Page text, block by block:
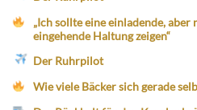
„Ich sollte eine einladende,
eingehende Haltung zeigen“
Der Ruhrpilot
Wie viele Bäcker sich gerade